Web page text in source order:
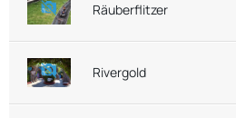
Räuberflitzer
Rivergold